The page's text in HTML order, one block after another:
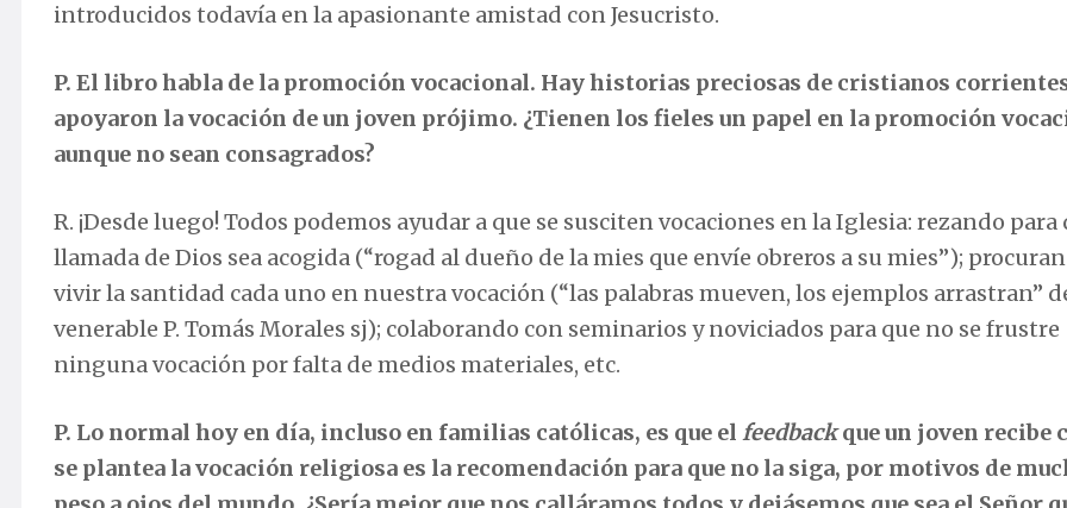
introducidos todavía en la apasionante amistad con Jesucristo.
P. El libro habla de la promoción vocacional. Hay historias preciosas de cristianos
apoyaron la vocación de un joven prójimo. ¿Tienen los fieles un papel en la promoción
aunque no sean consagrados?
R. ¡Desde luego! Todos podemos ayudar a que se susciten vocaciones en la Iglesia: rezando para
llamada de Dios sea acogida (“rogad al dueño de la mies que envíe obreros a su mies”);
vivir la santidad cada uno en nuestra vocación (“las palabras mueven, los ejemplos arrastran”
venerable P. Tomás Morales sj); colaborando con seminarios y noviciados para que no se frustre
ninguna vocación por falta de medios materiales, etc.
P. Lo normal hoy en día, incluso en familias católicas, es que el feedbackque un joven recibe
se plantea la vocación religiosa es la recomendación para que no la siga, por motivos de